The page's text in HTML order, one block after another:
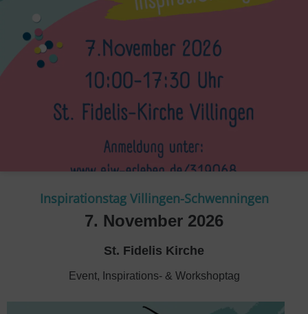
Inspirationstag Villingen-Schwenningen
7. November 2026
St. Fidelis Kirche
Event, Inspirations- & Workshoptag